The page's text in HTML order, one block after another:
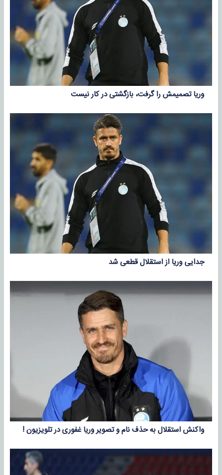
وریا تصمیمش را گرفت، بازگشتی در کار نیست
جدایی وریا از استقلال قطعی شد
واکنش استقلال به حذف نام و تصویر وریا غفوری در تلویزیون !